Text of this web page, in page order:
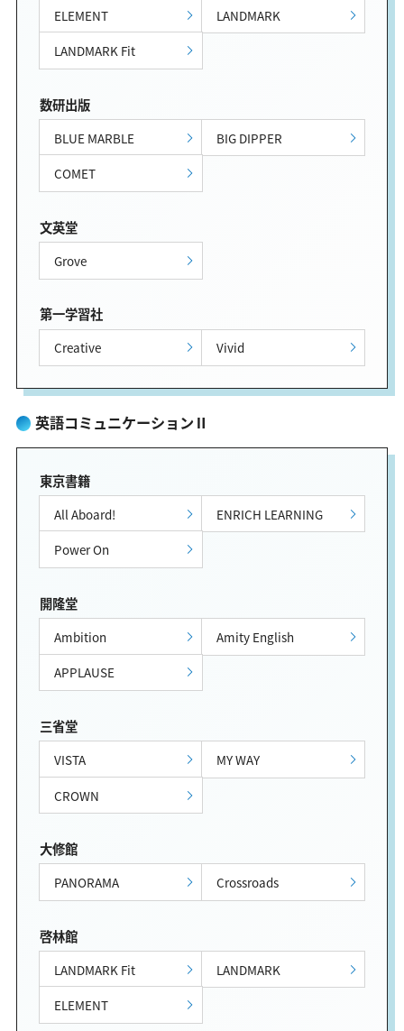
ELEMENT
LANDMARK
LANDMARK Fit
数研出版
BLUE MARBLE
BIG DIPPER
COMET
文英堂
Grove
第一学習社
Creative Vivid
英語コミュニケーションⅡ
東京書籍
All Aboard!
ENRICH LEARNING
Power On
開隆堂
Ambition
Amity English
APPLAUSE
三省堂
VISTA
MY WAY
CROWN
大修館
PANORAMA Crossroads
啓林館
LANDMARK Fit
LANDMARK
ELEMENT